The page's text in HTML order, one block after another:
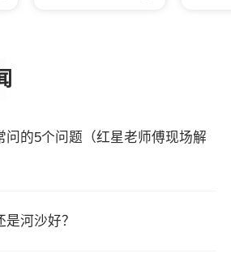
问的5个问题（红星老师傅现场解
河沙好？